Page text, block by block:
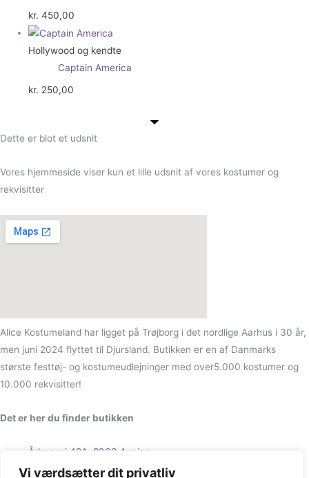
Vi værdsætter dit privatliv
kr. 450,00
Hollywood og kendte
Captain America
kr. 250,00
Dette er blot et udsnit
Vores hjemmeside viser kun et lille udsnit af vores kostumer og
rekvisitter
Alice Kostumeland har ligget på Trøjborg i det nordlige Aarhus i 30 år,
men juni 2024 flyttet til Djursland. Butikken er en af Danmarks
største festtøj- og kostumeudlejninger med over5.000 kostumer og
10.000 rekvisitter!
Det er her du finder butikken
Århusvej 42A, 8963 Auning